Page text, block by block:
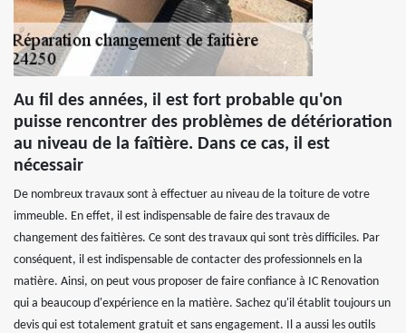
Au fil des années, il est fort probable qu'on
puisse rencontrer des problèmes de détérioration
au niveau de la faîtière. Dans ce cas, il est
nécessair
De nombreux travaux sont à effectuer au niveau de la toiture de votre
immeuble. En effet, il est indispensable de faire des travaux de
changement des faitières. Ce sont des travaux qui sont très difficiles. Par
conséquent, il est indispensable de contacter des professionnels en la
matière. Ainsi, on peut vous proposer de faire confiance à IC Renovation
qui a beaucoup d'expérience en la matière. Sachez qu'il établit toujours un
devis qui est totalement gratuit et sans engagement. Il a aussi les outils